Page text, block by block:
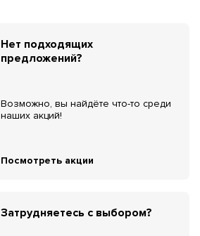
Нет подходящих
предложений?
Возможно, вы найдёте что-то среди
наших акций!
Посмотреть акции
Затрудняетесь с выбором?